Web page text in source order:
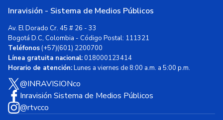
Inravisión - Sistema de Medios Públicos
Av. El Dorado Cr. 45 # 26 - 33
Bogotá D.C, Colombia - Código Postal: 111321
Teléfonos(+57)(601) 2200700
Línea gratuita nacional:018000123414
Horario de atención:Lunes a viernes de 8:00 a.m. a 5:00 p.m.
@INRAVISIONco
Inravisión Sistema de Medios Públicos
@rtvcco